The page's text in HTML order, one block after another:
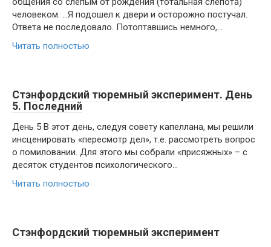
человеком. …Я подошел к двери и осторожно постучал.
Ответа не последовало. Потоптавшись немного,...
Читать полностью
Стэнфордский тюремный эксперимент. День
5. Последний
День 5 В этот день, следуя совету капеллана, мы решили
инсценировать «пересмотр дел», т.е. рассмотреть вопрос
о помиловании. Для этого мы собрали «присяжных» – с
десяток студентов психологического...
Читать полностью
Стэнфордский тюремный эксперимент